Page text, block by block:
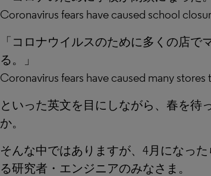
Coronavirus fears have caused school
「コロナウイルスのために多くの店
る。」
Coronavirus fears have caused many
といった英文を目にしながら、春を待
か。
そんな中ではありますが、4月になっ
る研究者・エンジニアのみなさま。